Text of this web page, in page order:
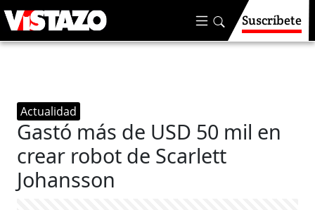
Suscríbete
Actualidad
Gastó más de USD 50 mil en
crear robot de Scarlett
Johansson